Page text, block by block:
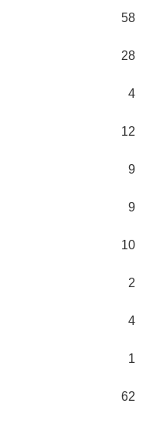
58
28
4
12
9
9
10
2
4
1
62